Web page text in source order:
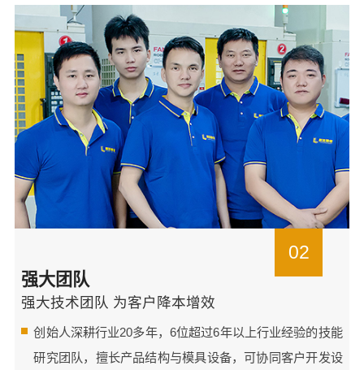
02
强大团队
强大技术团队 为客户降本增效
创始人深耕行业20多年，6位超过6年以上行业经验的技能
研究团队，擅长产品结构与模具设备，可协同客户开发设